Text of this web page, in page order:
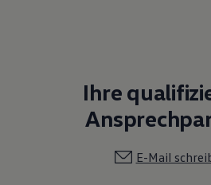
Ihre
E-Mail